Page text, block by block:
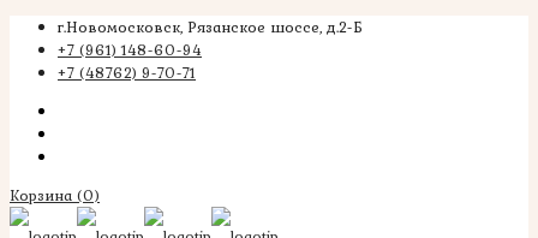
г.Новомосковск, Рязанское шоссе, д.2-Б
+7 (961) 148-60-94
+7 (48762) 9-70-71
Корзина (0)